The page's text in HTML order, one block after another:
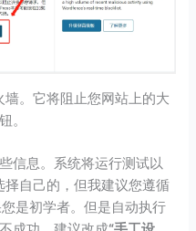
。它将阻止您网站上的大
。
信息。系统将运行测试以
自己的，但我建议您遵循
是初学者。但是自动执行